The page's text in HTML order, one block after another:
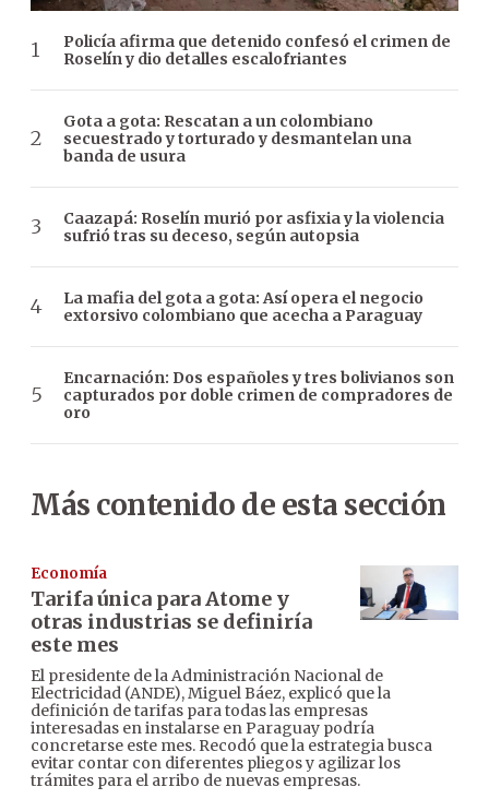
Policía afirma que detenido confesó el crimen de
Roselín y dio detalles escalofriantes
Gota a gota: Rescatan a un colombiano
secuestrado y torturado y desmantelan una
banda de usura
Caazapá: Roselín murió por asfixia y la violencia
sufrió tras su deceso, según autopsia
La mafia del gota a gota: Así opera el negocio
extorsivo colombiano que acecha a Paraguay
Encarnación: Dos españoles y tres bolivianos son
capturados por doble crimen de compradores de
oro
Más contenido de esta sección
Economía
Tarifa única para Atome y
otras industrias se definiría
este mes
El presidente de la Administración Nacional de
Electricidad (ANDE), Miguel Báez, explicó que la
definición de tarifas para todas las empresas
interesadas en instalarse en Paraguay podría
concretarse este mes. Recodó que la estrategia busca
evitar contar con diferentes pliegos y agilizar los
trámites para el arribo de nuevas empresas.